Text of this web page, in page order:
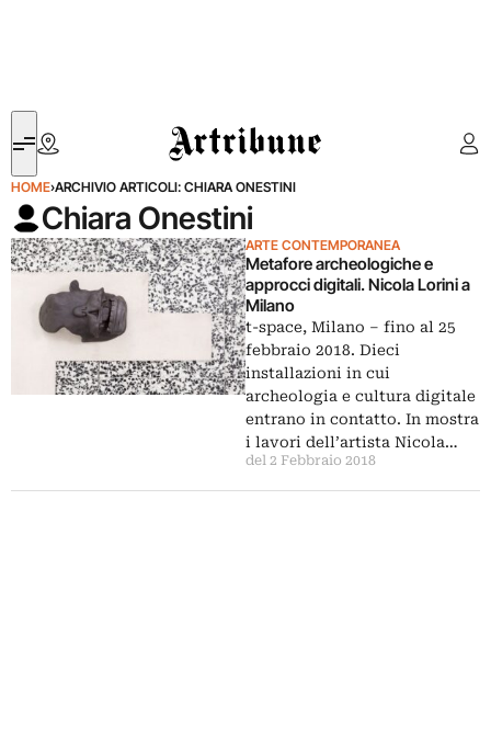
Artribune
HOME›ARCHIVIO ARTICOLI: CHIARA ONESTINI
Chiara Onestini
ARTE CONTEMPORANEA
Metafore archeologiche e
approcci digitali. Nicola Lorini a
Milano
t-space, Milano – fino al 25
febbraio 2018. Dieci
installazioni in cui
archeologia e cultura digitale
entrano in contatto. In mostra
i lavori dell’artista Nicola…
del 2 Febbraio 2018